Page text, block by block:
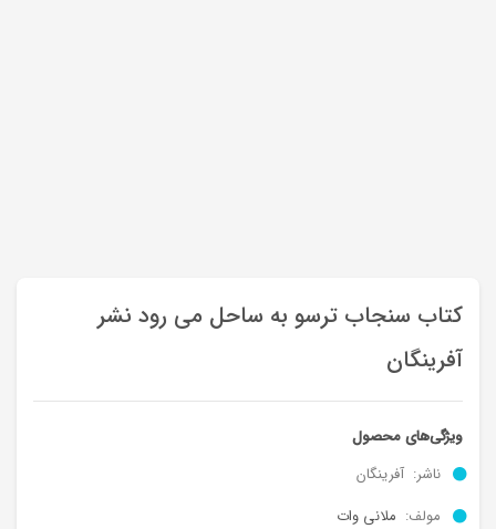
کتاب سنجاب ترسو به ساحل می رود نشر
آفرینگان
ویژگی‌های محصول
ناشر: آفرینگان
مولف: ملانی وات